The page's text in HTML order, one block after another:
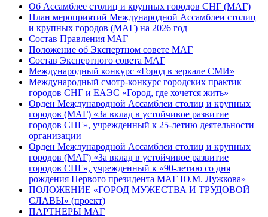
Об Ассамблее столиц и крупных городов СНГ (МАГ)
План мероприятий Международной Ассамблеи столиц
и крупных городов (МАГ) на 2026 год
Состав Правления МАГ
Положение об Экспертном совете МАГ
Состав Экспертного совета МАГ
Международный конкурс «Город в зеркале СМИ»
Международный смотр-конкурс городских практик
городов СНГ и ЕАЭС «Город, где хочется жить»
Орден Международной Ассамблеи столиц и крупных
городов (МАГ) «За вклад в устойчивое развитие
городов СНГ», учрежденный к 25-летию деятельности
организации
Орден Международной Ассамблеи столиц и крупных
городов (МАГ) «За вклад в устойчивое развитие
городов СНГ», учрежденный к «90-летию со дня
рождения Первого президента МАГ Ю.М. Лужкова»
ПОЛОЖЕНИЕ «ГОРОД МУЖЕСТВА И ТРУДОВОЙ
СЛАВЫ» (проект)
ПАРТНЕРЫ МАГ